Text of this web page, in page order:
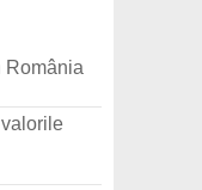
România